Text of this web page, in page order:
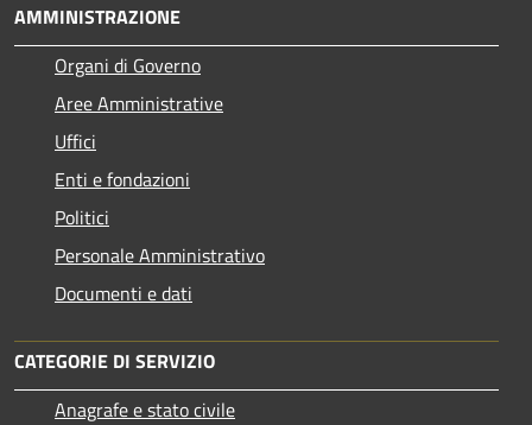
AMMINISTRAZIONE
Organi di Governo
Aree Amministrative
Uffici
Enti e fondazioni
Politici
Personale Amministrativo
Documenti e dati
CATEGORIE DI SERVIZIO
Anagrafe e stato civile